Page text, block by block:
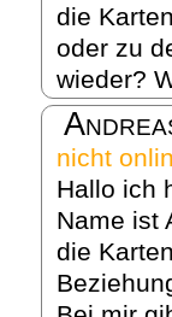
die
oder zu
wieder?
nicht
Hallo ich
Name ist
die